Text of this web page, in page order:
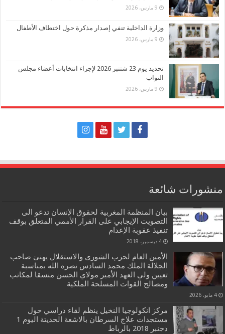
9 مارس، 2026
وزارة الداخلية تنفي إصدار مذكرة حول اختطاف الأطفال
9 مارس، 2026
تحديد يوم 23 شتنبر 2026 لإجراء انتخابات أعضاء مجلس
النواب
9 مارس، 2026
منشورات شائعة
بيان المنظمة المغربية لحقوق الإنسان تدعو الى
التصويت الإيجابي على القرار الأممي المتعلق بوقف
تنفيذ عقوبة الإعدام
4 ديسمبر، 2018
الأمين العام لحزب الشورى والاستقلال يهنئ صاحب
الجلالة الملك محمد السادس نصره الله بمناسبة
تعيين ولي العهد الأمير مولاي الحسن منسقا لمكاتب
ومصالح القوات المسلحة الملكية
4 مايو، 2026
مركز انكولوجيا النخيل ينظم لقاء دراسي حول
مستجدات علاج السرطان بالاشعة الحديتة اليوم 1
دجنبر 2018 بالرباط